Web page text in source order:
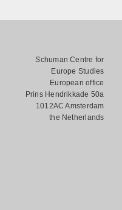
Schuman Centre for
Europe Studies
European office
Prins Hendrikkade 50a
1012AC Amsterdam
the Netherlands